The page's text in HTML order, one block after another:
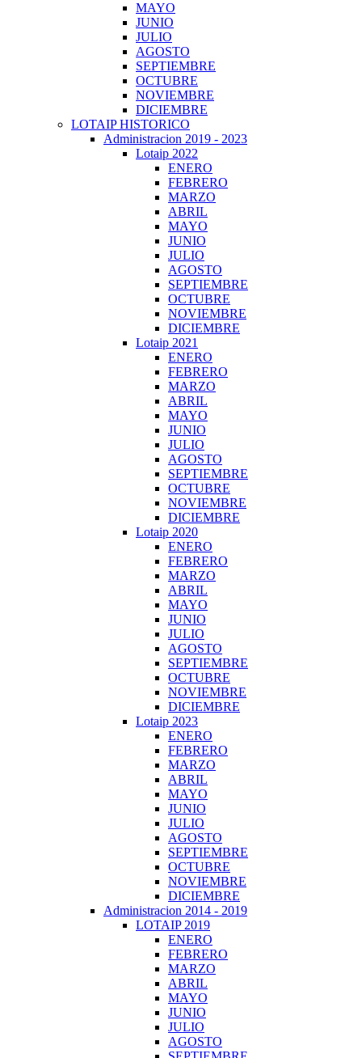
MAYO
JUNIO
JULIO
AGOSTO
SEPTIEMBRE
OCTUBRE
NOVIEMBRE
DICIEMBRE
LOTAIP HISTORICO
Administracion 2019 - 2023
Lotaip 2022
ENERO
FEBRERO
MARZO
ABRIL
MAYO
JUNIO
JULIO
AGOSTO
SEPTIEMBRE
OCTUBRE
NOVIEMBRE
DICIEMBRE
Lotaip 2021
ENERO
FEBRERO
MARZO
ABRIL
MAYO
JUNIO
JULIO
AGOSTO
SEPTIEMBRE
OCTUBRE
NOVIEMBRE
DICIEMBRE
Lotaip 2020
ENERO
FEBRERO
MARZO
ABRIL
MAYO
JUNIO
JULIO
AGOSTO
SEPTIEMBRE
OCTUBRE
NOVIEMBRE
DICIEMBRE
Lotaip 2023
ENERO
FEBRERO
MARZO
ABRIL
MAYO
JUNIO
JULIO
AGOSTO
SEPTIEMBRE
OCTUBRE
NOVIEMBRE
DICIEMBRE
Administracion 2014 - 2019
LOTAIP 2019
ENERO
FEBRERO
MARZO
ABRIL
MAYO
JUNIO
JULIO
AGOSTO